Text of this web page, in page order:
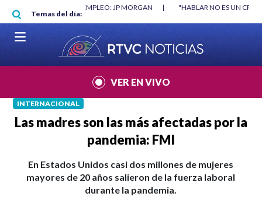
Pasar al contenido principal
Temas del día:
"HABLAR NO ES UN CRIMEN": CARTA DE BETO CORAL |
VER EN VIVO
INTERNACIONAL
Las madres son las más afectadas por la
pandemia: FMI
En Estados Unidos casi dos millones de mujeres
mayores de 20 años salieron de la fuerza laboral
durante la pandemia.